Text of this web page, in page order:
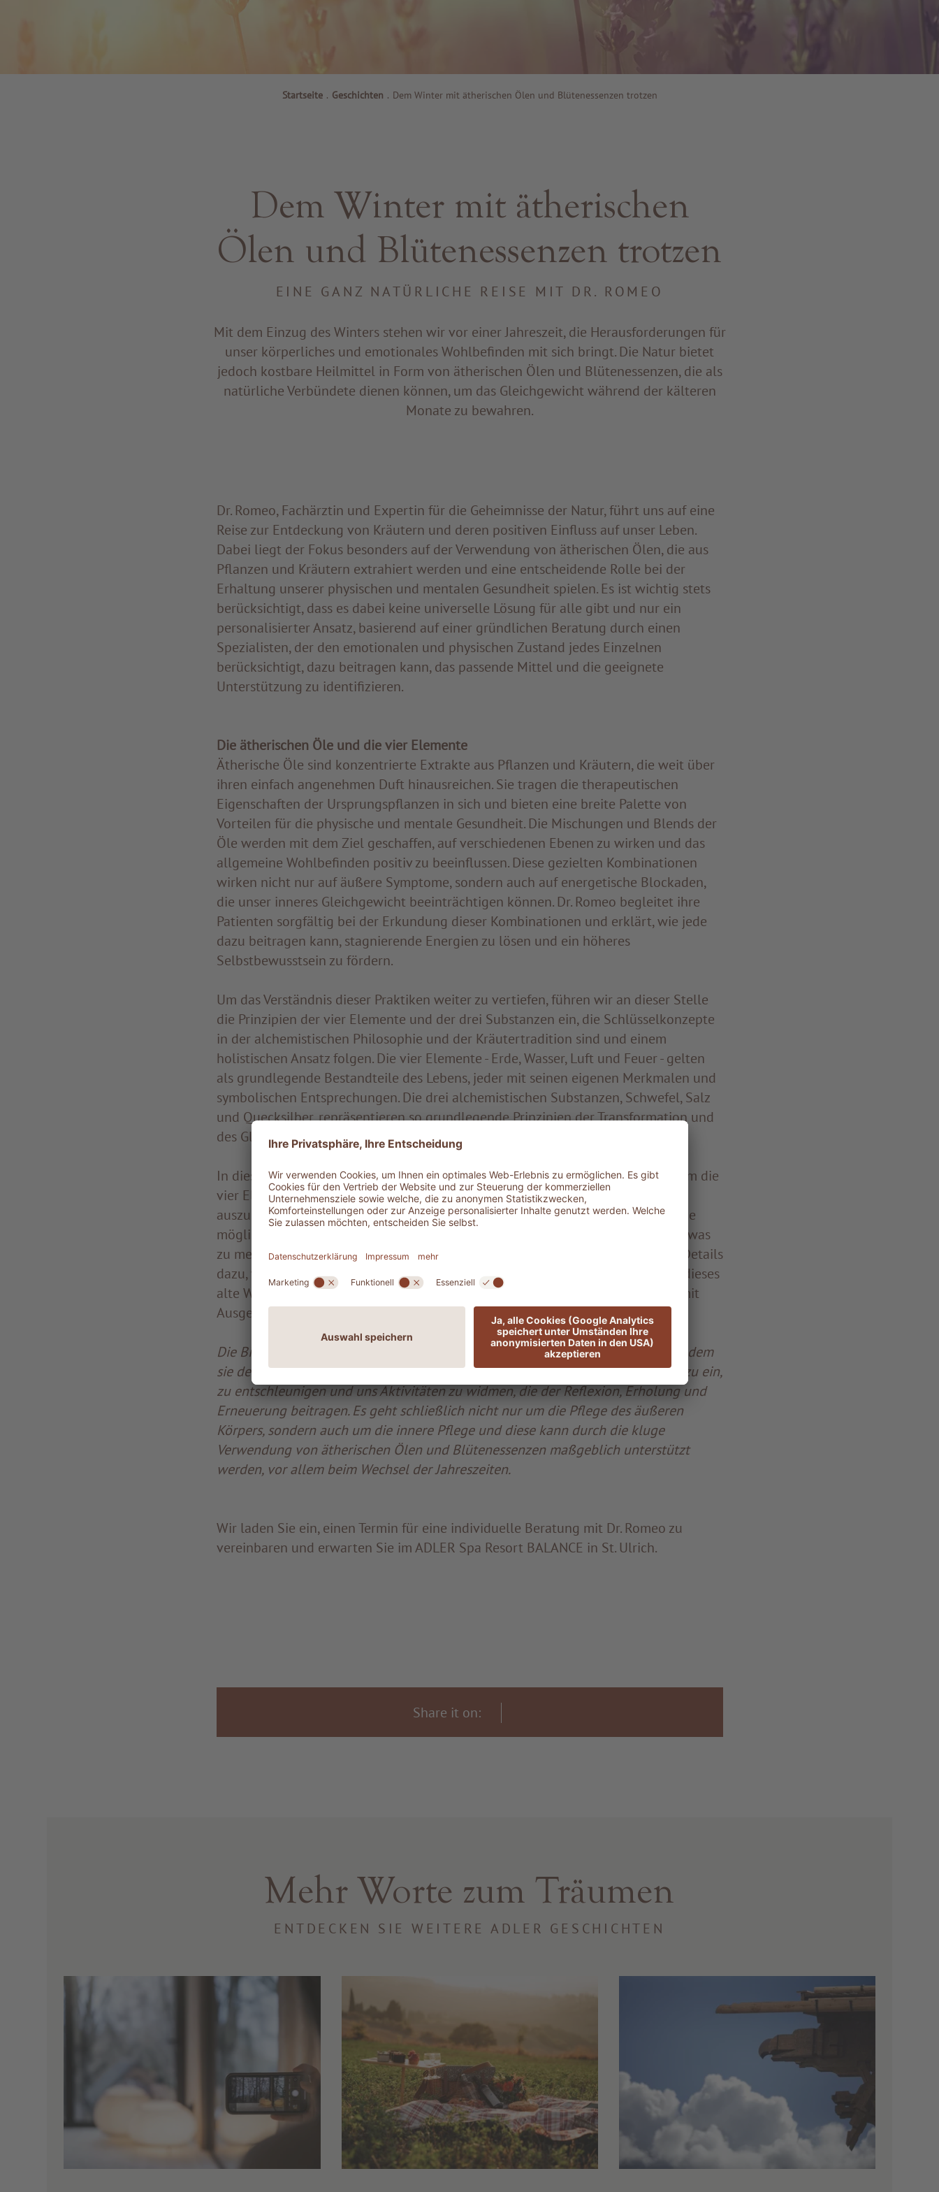
Startseite . Geschichten . Dem Winter mit ätherischen Ölen und Blütenessenzen trotzen
Dem Winter mit ätherischen
Ölen und Blütenessenzen trotzen
EINE GANZ NATÜRLICHE REISE MIT DR. ROMEO
Mit dem Einzug des Winters stehen wir vor einer Jahreszeit, die Herausforderungen für
unser körperliches und emotionales Wohlbefinden mit sich bringt. Die Natur bietet
jedoch kostbare Heilmittel in Form von ätherischen Ölen und Blütenessenzen, die als
natürliche Verbündete dienen können, um das Gleichgewicht während der kälteren
Monate zu bewahren.
Dr. Romeo, Fachärztin und Expertin für die Geheimnisse der Natur, führt uns auf eine
Reise zur Entdeckung von Kräutern und deren positiven Einfluss auf unser Leben.
Dabei liegt der Fokus besonders auf der Verwendung von ätherischen Ölen, die aus
Pflanzen und Kräutern extrahiert werden und eine entscheidende Rolle bei der
Erhaltung unserer physischen und mentalen Gesundheit spielen. Es ist wichtig stets
berücksichtigt, dass es dabei keine universelle Lösung für alle gibt und nur ein
personalisierter Ansatz, basierend auf einer gründlichen Beratung durch einen
Spezialisten, der den emotionalen und physischen Zustand jedes Einzelnen
berücksichtigt, dazu beitragen kann, das passende Mittel und die geeignete
Unterstützung zu identifizieren.
Die ätherischen Öle und die vier Elemente
Ätherische Öle sind konzentrierte Extrakte aus Pflanzen und Kräutern, die weit über
ihren einfach angenehmen Duft hinausreichen. Sie tragen die therapeutischen
Eigenschaften der Ursprungspflanzen in sich und bieten eine breite Palette von
Vorteilen für die physische und mentale Gesundheit. Die Mischungen und Blends der
Öle werden mit dem Ziel geschaffen, auf verschiedenen Ebenen zu wirken und das
allgemeine Wohlbefinden positiv zu beeinflussen. Diese gezielten Kombinationen
wirken nicht nur auf äußere Symptome, sondern auch auf energetische Blockaden,
die unser inneres Gleichgewicht beeinträchtigen können. Dr. Romeo begleitet ihre
Patienten sorgfältig bei der Erkundung dieser Kombinationen und erklärt, wie jede
dazu beitragen kann, stagnierende Energien zu lösen und ein höheres
Selbstbewusstsein zu fördern.
Um das Verständnis dieser Praktiken weiter zu vertiefen, führen wir an dieser Stelle
die Prinzipien der vier Elemente und der drei Substanzen ein, die Schlüsselkonzepte
in der alchemistischen Philosophie und der Kräutertradition sind und einem
holistischen Ansatz folgen. Die vier Elemente - Erde, Wasser, Luft und Feuer - gelten
als grundlegende Bestandteile des Lebens, jeder mit seinen eigenen Merkmalen und
symbolischen Entsprechungen. Die drei alchemistischen Substanzen, Schwefel, Salz
und Quecksilber, repräsentieren so grundlegende Prinzipien der Transformation und
des Gleichgewichts.
In diesem Zusammenhang werden ätherische Öle zu wertvollen Werkzeugen, um die
vier Elemente und die drei Substanzen in unserem Wesen zu erkunden und
auszugleichen. Durch ihre bewusste Anwendung ist es möglich, die Elemente, die
möglicherweise im Ungleichgewicht sind, zu stimulieren und zu harmonisieren, was
zu mehr Vitalität und Wohlbefinden beitragen kann. Dr. Romeo gibt praktische Details
dazu, wie man ätherische Öle in diesem Kontext anwenden kann und wie man dieses
alte Wissen weise in die eigene tägliche Routine integriert, um so dem Winter mit
Ausgeglichenheit und Achtsamkeit zu trotzen.
Die Biorhythmen des menschlichen Körpers spielen eine grundlegende Rolle, indem
sie den Einzelnen in Resonanz mit der Natur bringen. So lädt uns der Winter dazu ein,
zu entschleunigen und uns Aktivitäten zu widmen, die der Reflexion, Erholung und
Erneuerung beitragen. Es geht schließlich nicht nur um die Pflege des äußeren
Körpers, sondern auch um die innere Pflege und diese kann durch die kluge
Verwendung von ätherischen Ölen und Blütenessenzen maßgeblich unterstützt
werden, vor allem beim Wechsel der Jahreszeiten.
Wir laden Sie ein, einen Termin für eine individuelle Beratung mit Dr. Romeo zu
vereinbaren und erwarten Sie im ADLER Spa Resort BALANCE in St. Ulrich.
Share it on:
Mehr Worte zum Träumen
ENTDECKEN SIE WEITERE ADLER GESCHICHTEN